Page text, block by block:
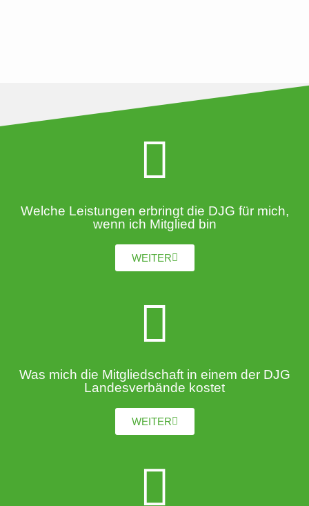
Welche Leistungen erbringt die DJG für mich,
wenn ich Mitglied bin
WEITER
Was mich die Mitgliedschaft in einem der DJG
Landesverbände kostet
WEITER